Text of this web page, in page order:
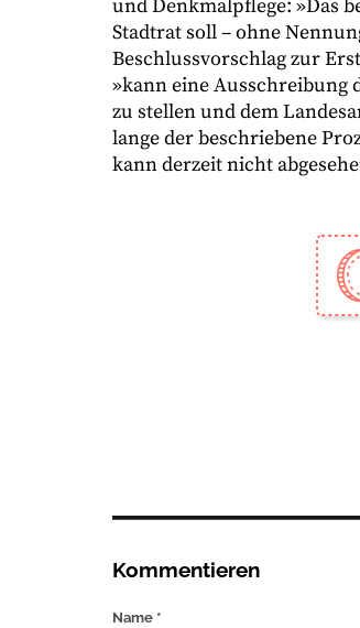
und Denkmalpflege: »Das
Stadtrat soll – ohne
Beschlussvorschlag zur
»kann eine Ausschreibung
zu stellen und dem
lange der beschriebene
kann derzeit nicht
Kommentieren
Name *